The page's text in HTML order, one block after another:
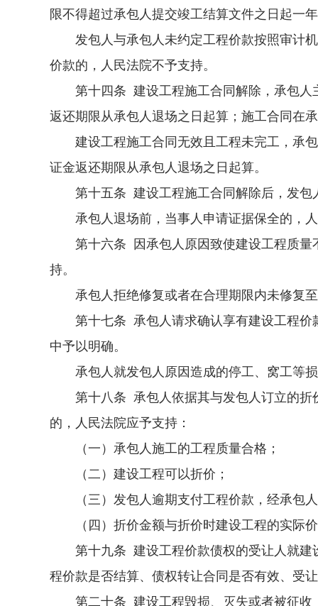
限不得超过承包人提交竣工结算文件之日起一
发包人与承包人未约定工程价款按照审计机
价款的，人民法院不予支持。
第十四条 建设工程施工合同解除，承包人
返还期限从承包人退场之日起算；施工合同在
建设工程施工合同无效且工程未完工，承包
证金返还期限从承包人退场之日起算。
第十五条 建设工程施工合同解除后，发包
承包人退场前，当事人申请证据保全的，人
第十六条 因承包人原因致使建设工程质量
持。
承包人拒绝修复或者在合理期限内未修复至
第十七条 承包人请求确认享有建设工程价
中予以明确。
承包人就发包人原因造成的停工、窝工等损
第十八条 承包人依据其与发包人订立的折
的，人民法院应予支持：
（一）承包人施工的工程质量合格；
（二）建设工程可以折价；
（三）发包人逾期支付工程价款，经承包人
（四）折价金额与折价时建设工程的实际价
第十九条 建设工程价款债权的受让人就建
程价款是否结算、债权转让合同是否有效、受
第二十条 建设工程毁损、灭失或者被征收